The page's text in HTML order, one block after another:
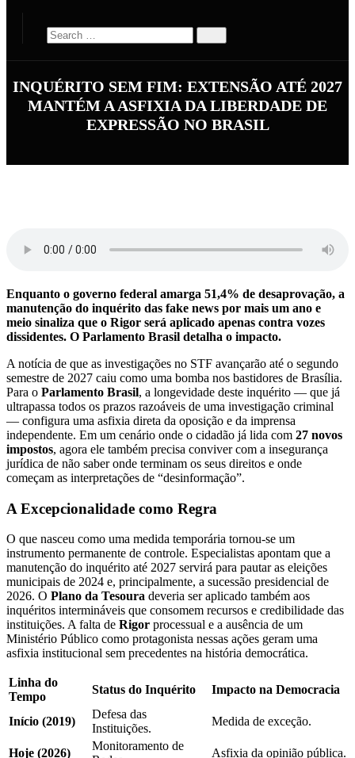
INQUÉRITO SEM FIM: EXTENSÃO ATÉ 2027
MANTÉM A ASFIXIA DA LIBERDADE DE
EXPRESSÃO NO BRASIL
Enquanto o governo federal amarga 51,4% de desaprovação, a
manutenção do inquérito das fake news por mais um ano e
meio sinaliza que o Rigor será aplicado apenas contra vozes
dissidentes. O Parlamento Brasil detalha o impacto.
A notícia de que as investigações no STF avançarão até o segundo
semestre de 2027 caiu como uma bomba nos bastidores de Brasília.
Para o Parlamento Brasil, a longevidade deste inquérito — que já
ultrapassa todos os prazos razoáveis de uma investigação criminal
— configura uma asfixia direta da oposição e da imprensa
independente. Em um cenário onde o cidadão já lida com 27 novos
impostos, agora ele também precisa conviver com a insegurança
jurídica de não saber onde terminam os seus direitos e onde
começam as interpretações de “desinformação”.
A Excepcionalidade como Regra
O que nasceu como uma medida temporária tornou-se um
instrumento permanente de controle. Especialistas apontam que a
manutenção do inquérito até 2027 servirá para pautar as eleições
municipais de 2024 e, principalmente, a sucessão presidencial de
2026. O Plano da Tesoura deveria ser aplicado também aos
inquéritos intermináveis que consomem recursos e credibilidade das
instituições. A falta de Rigor processual e a ausência de um
Ministério Público como protagonista nessas ações geram uma
asfixia institucional sem precedentes na história democrática.
Linha do
Tempo
Status do Inquérito Impacto na Democracia
Início (2019)
Defesa das
Instituições.
Medida de exceção.
Hoje (2026)
Monitoramento de
Asfixia da opinião pública.